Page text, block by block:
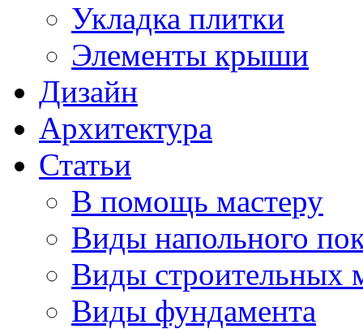
Укладка плитки
Элементы крыши
Дизайн
Архитектура
Статьи
В помощь мастеру
Виды напольного
Виды строительных
Виды фундамента